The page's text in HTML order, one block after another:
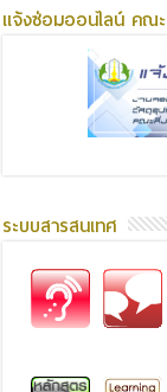
แจ้งซ่อมออนไลน์ คณ
ระบบสารสนเทศ